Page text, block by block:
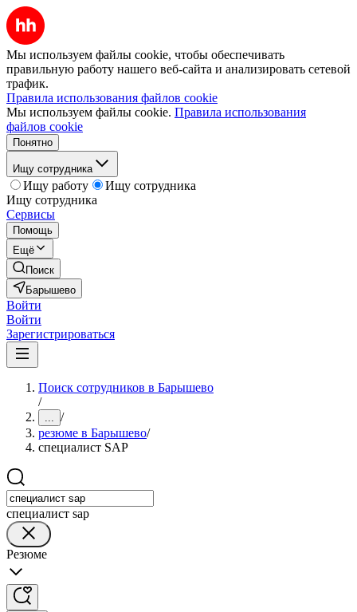
Мы используем файлы cookie, чтобы обеспечивать
правильную работу нашего веб-сайта и анализировать сетевой
трафик.
Правила использования файлов cookie
Мы используем файлы cookie. Правила использования
файлов cookie
Понятно
Ищу сотрудника
Ищу работу
Ищу сотрудника
Ищу сотрудника
Сервисы
Помощь
Ещё
Поиск
Барышево
Войти
Войти
Зарегистрироваться
Поиск сотрудников в Барышево
/
... /
резюме в Барышево/
специалист SAP
специалист sap
Резюме